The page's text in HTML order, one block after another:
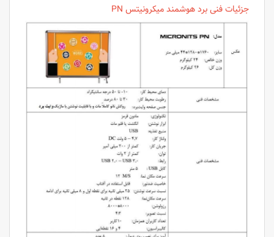
جزئیات فنی برد هوشمند میکرونیتس PN